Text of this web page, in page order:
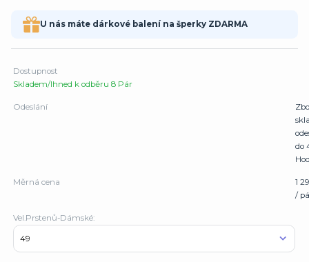
U nás máte dárkové balení na šperky ZDARMA
Dostupnost
Skladem/Ihned k odběru 8 Pár
Odeslání
do
Měrná cena
1
/
Vel.Prstenů-Dámské: